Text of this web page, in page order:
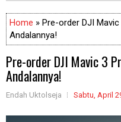
Home » Pre-order DJI
Andalannya!
Pre-order DJI Mavic 3
Andalannya!
Endah Uktolseja Sabtu, April